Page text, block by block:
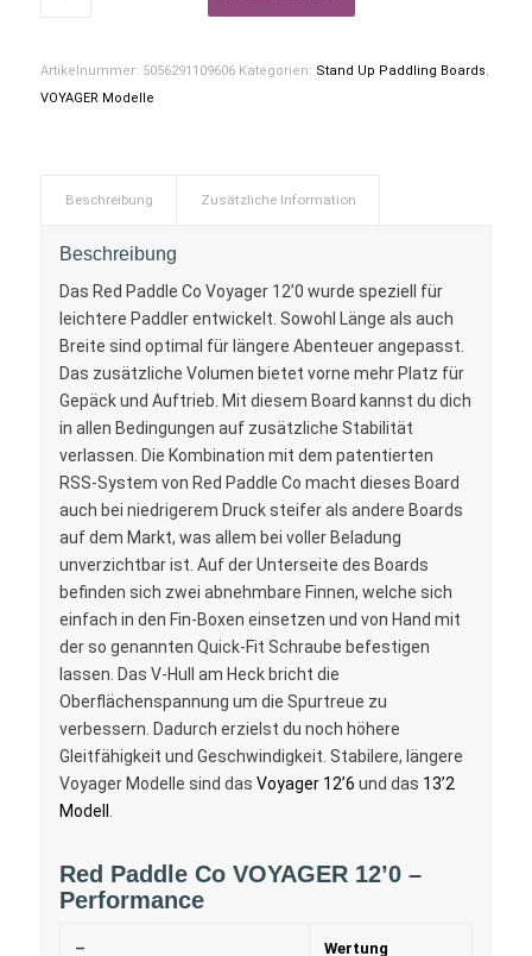
Artikelnummer: 5056291109606 Kategorien: Stand Up Paddling Boards,
VOYAGER Modelle
Beschreibung Zusätzliche Information
Beschreibung
Das Red Paddle Co Voyager 12’0 wurde speziell für
leichtere Paddler entwickelt. Sowohl Länge als auch
Breite sind optimal für längere Abenteuer angepasst.
Das zusätzliche Volumen bietet vorne mehr Platz für
Gepäck und Auftrieb. Mit diesem Board kannst du dich
in allen Bedingungen auf zusätzliche Stabilität
verlassen. Die Kombination mit dem patentierten
RSS-System von Red Paddle Co macht dieses Board
auch bei niedrigerem Druck steifer als andere Boards
auf dem Markt, was allem bei voller Beladung
unverzichtbar ist. Auf der Unterseite des Boards
befinden sich zwei abnehmbare Finnen, welche sich
einfach in den Fin-Boxen einsetzen und von Hand mit
der so genannten Quick-Fit Schraube befestigen
lassen. Das V-Hull am Heck bricht die
Oberflächenspannung um die Spurtreue zu
verbessern. Dadurch erzielst du noch höhere
Gleitfähigkeit und Geschwindigkeit. Stabilere, längere
Voyager Modelle sind das Voyager 12’6 und das 13’2
Modell
Red Paddle Co VOYAGER 12’0 –
Performance
– Wertung